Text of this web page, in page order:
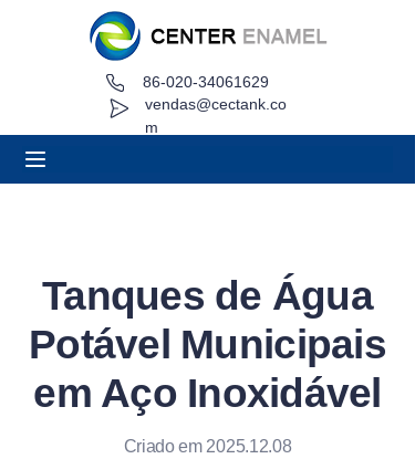
vendas@cectank.co
m
86-020-34061629
Tanques de Água
Potável Municipais
em Aço Inoxidável
Criado em 2025.12.08
Sobre
Caso de Projeto
Solicitar orçamento